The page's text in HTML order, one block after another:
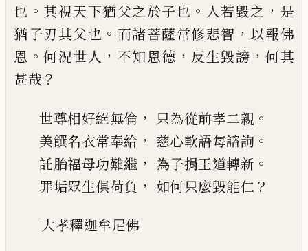
也 。其視天下猶父之於子也 。 人若毀之 ， 是
猶子刃其父也 。 而諸菩薩常修悲智 ， 以報佛
恩 。何況世人 ， 不知恩德 ， 反生毀謗 ，何其
甚哉 ？
世尊相好絕無倫 ， 只為從前孝二親 。
美饌名衣常奉給 ， 慈心軟語每諮詢 。
託胎福母功難繼 ， 為子捐王道轉新 。
罪垢眾生俱荷負 ， 如何只麼毀能仁？
大孝釋迦牟尼佛